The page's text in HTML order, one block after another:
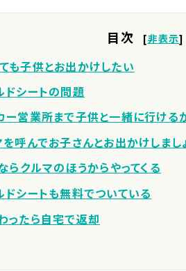
目次 [非表示]
も子供とお出かけしたい
ドシートの問題
ー営業所まで子供と一緒に行ける
呼んでお子さんとお出かけしまし
らクルマのほうからやってくる
ドシートも無料でついている
ったら自宅で返却